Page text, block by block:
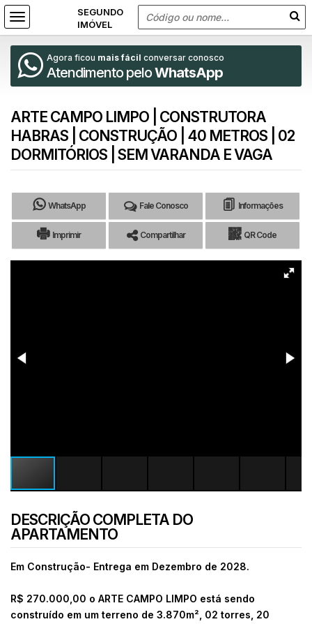
Agora ficou mais fácil conversar conosco
Atendimento peloWhatsApp
ARTE CAMPO LIMPO | CONSTRUTORA
HABRAS | CONSTRUÇÃO | 40 METROS | 02
DORMITÓRIOS | SEM VARANDA E VAGA
WhatsApp Fale Conosco Informações
Imprimir Compartilhar QR Code
DESCRIÇÃO COMPLETA DO
APARTAMENTO
Em Construção- Entrega em Dezembro de 2028.
R$ 270.000,00 o ARTE CAMPO LIMPO está sendo
construído em um terreno de 3.870m², 02 torres, 20